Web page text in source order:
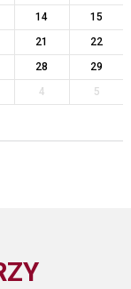
14
15
21
22
28
29
4 5